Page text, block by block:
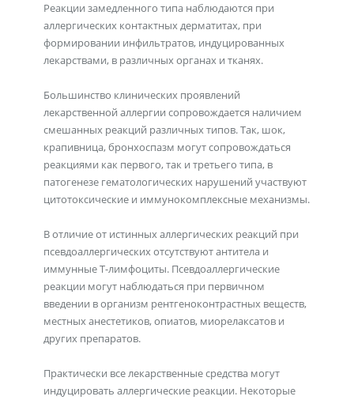
Реакции замедленного типа наблюдаются при
аллергических контактных дерматитах, при
формировании инфильтратов, индуцированных
лекарствами, в различных органах и тканях.
Большинство клинических проявлений
лекарственной аллергии сопровождается наличием
смешанных реакций различных типов. Так, шок,
крапивница, бронхоспазм могут сопровождаться
реакциями как первого, так и третьего типа, в
патогенезе гематологических нарушений участвуют
цитотоксические и иммунокомплексные механизмы.
В отличие от истинных аллергических реакций при
псевдоаллергических отсутствуют антитела и
иммунные Т-лимфоциты. Псевдоаллергические
реакции могут наблюдаться при первичном
введении в организм рентгеноконтрастных веществ,
местных анестетиков, опиатов, миорелаксатов и
других препаратов.
Практически все лекарственные средства могут
индуцировать аллергические реакции. Некоторые